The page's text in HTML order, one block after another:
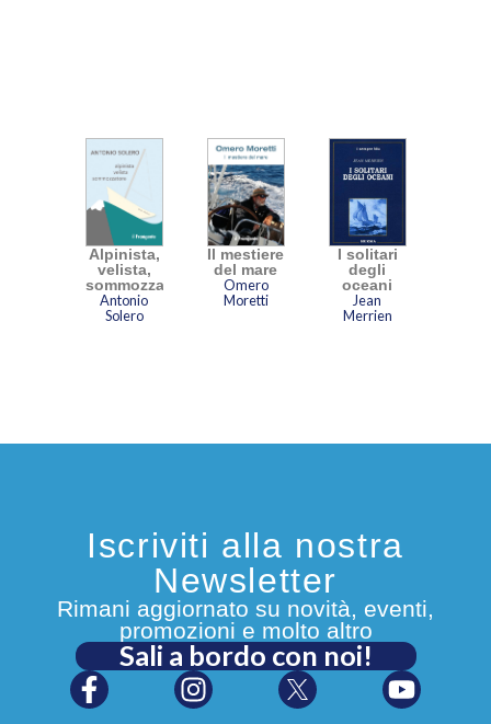
Alpinista,
velista,
sommozzatore
Antonio
Solero
Il mestiere
del mare
Omero
Moretti
I solitari
degli
oceani
Jean
Merrien
Iscriviti alla nostra
Newsletter
Rimani aggiornato su novità, eventi,
promozioni e molto altro
Sali a bordo con noi!